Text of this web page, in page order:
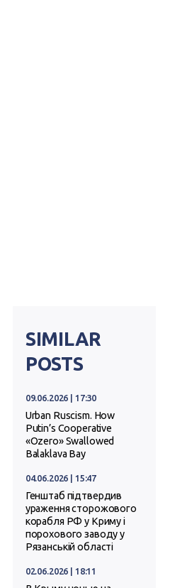
SIMILAR
POSTS
09.06.2026 | 17:30
Urban Ruscism. How
Putin’s Cooperative
«Ozero» Swallowed
Balaklava Bay
04.06.2026 | 15:47
Генштаб підтвердив
ураження сторожового
корабля РФ у Криму і
порохового заводу у
Рязанській області
02.06.2026 | 18:11